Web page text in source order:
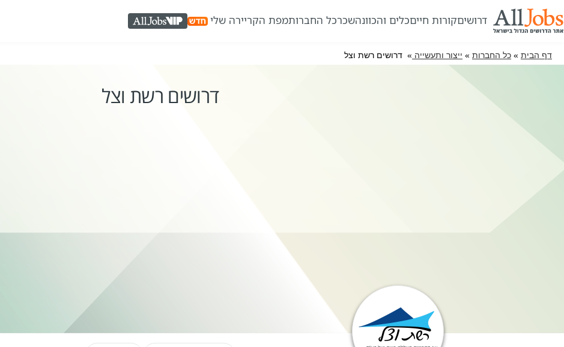
דרושיםקורות חייםכלים והכוונהשכרכל החברותמפת הקריירה שלי AllJobs VIP
דף הבית » כל החברות » ייצור ותעשייה » דרושים רשת וצל
דרושים רשת וצל